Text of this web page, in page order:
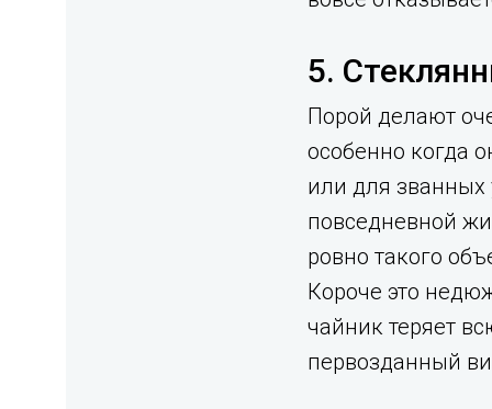
5.
Порой делают
особенно когда
или для званных
повседневной
ровно такого
Короче это
чайник теряет
первозданный